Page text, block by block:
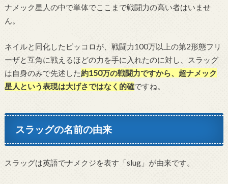
ナメック星人の中で単体でここまで戦闘力の高い者はいませ
ん。
ネイルと同化したピッコロが、戦闘力100万以上の第2形態フリ
ーザと互角に戦えるほどの力を手に入れたのに対し、スラッグ
は自身のみで先述した約150万の戦闘力ですから、超ナメック
星人という表現は大げさではなく的確ですね。
スラッグの名前の由来
スラッグは英語でナメクジを表す「slug」が由来です。